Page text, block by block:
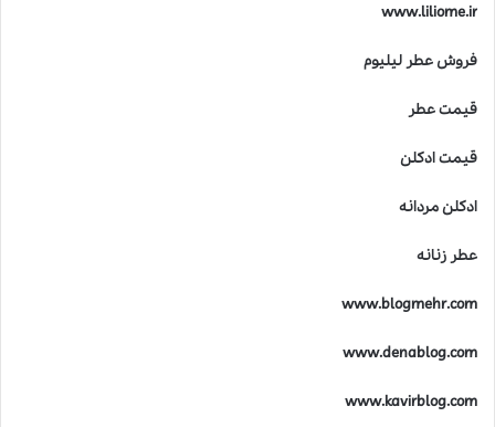
www.liliome.ir
فروش عطر لیلیوم
قیمت عطر
قیمت ادکلن
ادکلن مردانه
عطر زنانه
www.blogmehr.com
www.denablog.com
www.kavirblog.com